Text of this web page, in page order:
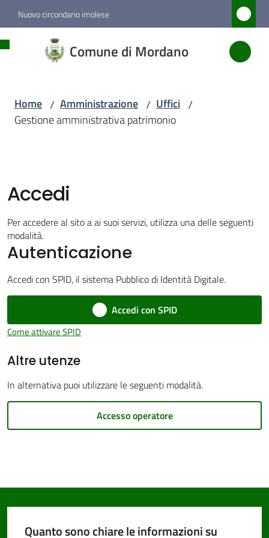
Vai al contenuto
Vai alla navigazione
Vai al footer
Nuovo circondario imolese
Comune di Mordano
di
Servizi
Vivere
Servizi
on-
Seguici
Home / Amministrazione / Uffici /
Gestione amministrativa patrimonio
Accedi
Per accedere al sito a ai suoi servizi, utilizza una delle seguenti
modalità.
Autenticazione
Accedi con SPID, il sistema Pubblico di Identità Digitale.
Accedi con SPID
Come attivare SPID
Altre utenze
In alternativa puoi utilizzare le seguenti modalità.
Accesso operatore
Quanto sono chiare le informazioni su